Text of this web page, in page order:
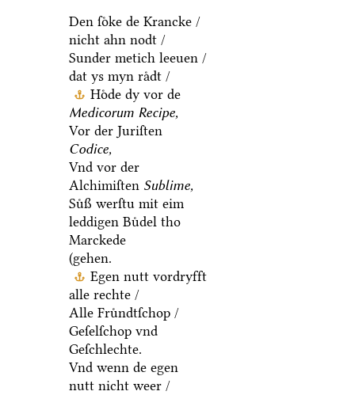
Den ſoͤke de Krancke /
nicht ahn nodt /
Sunder metich leeuen /
dat ys myn raͤdt /
Hoͤde dy vor de
Medicorum Recipe,
Vor der Juriſten
Codice,
Vnd vor der
Alchimiſten Sublime,
Suͤß werſtu mit eim
leddigen Buͤdel tho
Marckede
(gehen.
Egen nutt vordryfft
alle rechte /
Alle Fruͤndtſchop /
Geſelſchop vnd
Geſchlechte.
Vnd wenn de egen
nutt nicht weer /